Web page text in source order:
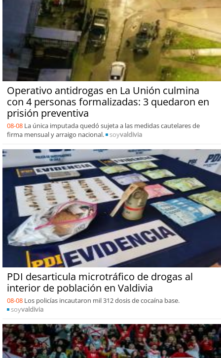
Operativo antidrogas en La Unión culmina
con 4 personas formalizadas: 3 quedaron en
prisión preventiva
08-08 La única imputada quedó sujeta a las medidas cautelares de
firma mensual y arraigo nacional.
soyvaldivia
PDI desarticula microtráfico de drogas al
interior de población en Valdivia
08-08 Los policías incautaron mil 312 dosis de cocaína base.
soyvaldivia